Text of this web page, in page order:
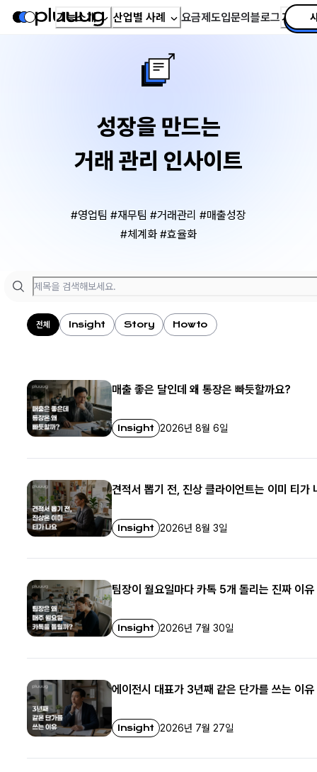
기능소개 산업별 사례 요금제도입문의블로그가이드
성장을 만드는
거래 관리 인사이트
#영업팀 #재무팀 #거래관리 #매출성장
#체계화 #효율화
전체 Insight Story Howto
매출 좋은 달인데 왜 통장은 빠듯할까요?
Insight 2026년 8월 6일
견적서 뽑기 전, 진상 클라이언트는 이미 티가
Insight 2026년 8월 3일
팀장이 월요일마다 카톡 5개 돌리는 진짜 이유
Insight 2026년 7월 30일
에이전시 대표가 3년째 같은 단가를 쓰는 이유
Insight 2026년 7월 27일